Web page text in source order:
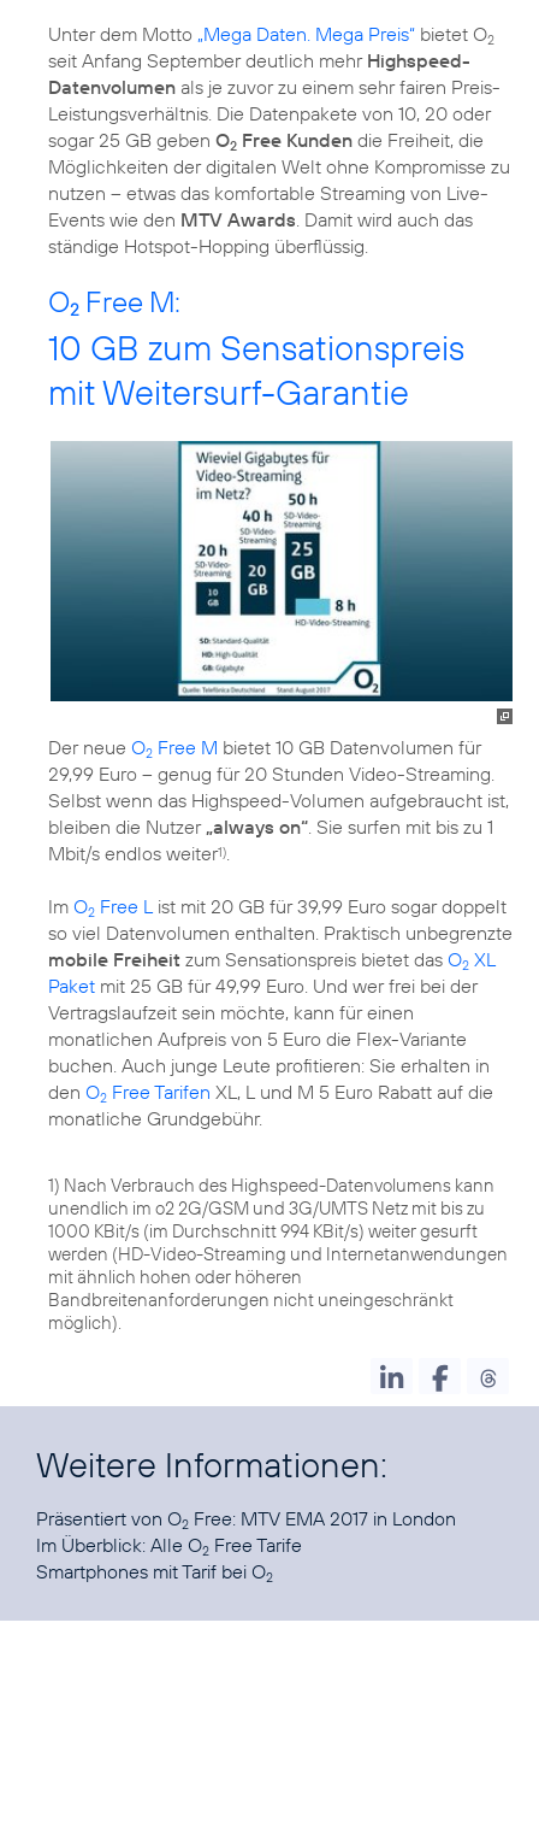
Unter dem Motto „Mega Daten. Mega Preis“ bietet O2
seit Anfang September deutlich mehr Highspeed-
Datenvolumen als je zuvor zu einem sehr fairen Preis-
Leistungsverhältnis. Die Datenpakete von 10, 20 oder
sogar 25 GB geben O2 Free Kunden die Freiheit, die
Möglichkeiten der digitalen Welt ohne Kompromisse zu
nutzen – etwas das komfortable Streaming von Live-
Events wie den MTV Awards . Damit wird auch das
ständige Hotspot-Hopping überflüssig.
O2 Free M:
10 GB zum Sensationspreis
mit Weitersurf-Garantie
Der neue O2 Free M bietet 10 GB Datenvolumen für
29,99 Euro – genug für 20 Stunden Video-Streaming.
Selbst wenn das Highspeed-Volumen aufgebraucht ist,
bleiben die Nutzer„always on“. Sie surfen mit bis zu 1
Mbit/s endlos weiter1).
Im O2 Free List mit 20 GB für 39,99 Euro sogar doppelt
so viel Datenvolumen enthalten. Praktisch unbegrenzte
mobile Freiheit zum Sensationspreis bietet das O2 XL
Paket mit 25 GB für 49,99 Euro. Und wer frei bei der
Vertragslaufzeit sein möchte, kann für einen
monatlichen Aufpreis von 5 Euro die Flex-Variante
buchen. Auch junge Leute profitieren: Sie erhalten in
den O2 Free Tarifen XL, L und M 5 Euro Rabatt auf die
monatliche Grundgebühr.
1) Nach Verbrauch des Highspeed-Datenvolumens kann
unendlich im o2 2G/GSM und 3G/UMTS Netz mit bis zu
1000 KBit/s (im Durchschnitt 994 KBit/s) weiter gesurft
werden (HD-Video-Streaming und Internetanwendungen
mit ähnlich hohen oder höheren
Bandbreitenanforderungen nicht uneingeschränkt
möglich).
Weitere Informationen:
Präsentiert von O2 Free: MTV EMA 2017 in London
Im Überblick: Alle O2 Free Tarife
Smartphones mit Tarif bei O2